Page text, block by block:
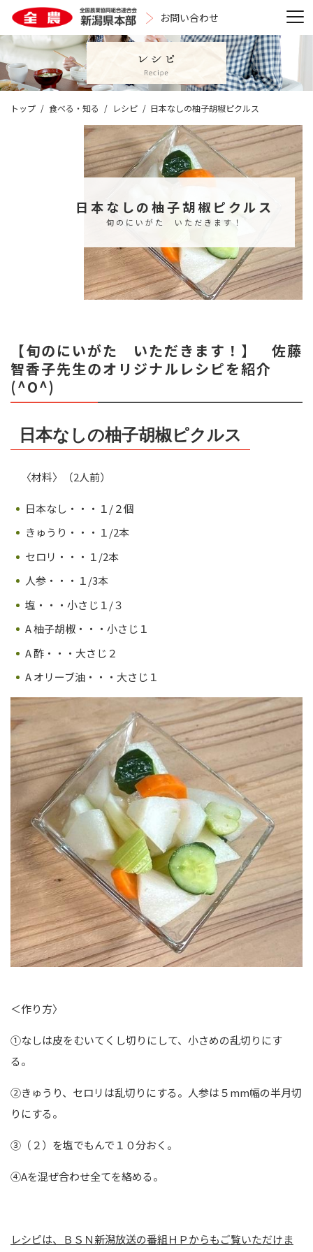
トップ 食べる・知る レシピ 日本なしの柚子胡椒ピクルス
日本なしの柚子胡椒ピクルス
旬のにいがた いただきます！
【旬のにいがた いただきます！】 佐藤
智香子先生のオリジナルレシピを紹介
(^O^)
日本なしの柚子胡椒ピクルス
〈材料〉（2人前）
日本なし・・・１/２個
きゅうり・・・１/2本
セロリ・・・１/2本
人参・・・１/3本
塩・・・小さじ１/３
A 柚子胡椒・・・小さじ１
A 酢・・・大さじ２
A オリーブ油・・・大さじ１
＜作り方〉
①なしは皮をむいてくし切りにして、小さめの乱切りにす
る。
②きゅうり、セロリは乱切りにする。 人参は５mm幅の半月切
りにする。
③（２）を塩でもんで１０分おく。
④Aを混ぜ合わせ全てを絡める。
レシピは、ＢＳＮ新潟放送の番組ＨＰからもご覧いただけま
お問い合わせ